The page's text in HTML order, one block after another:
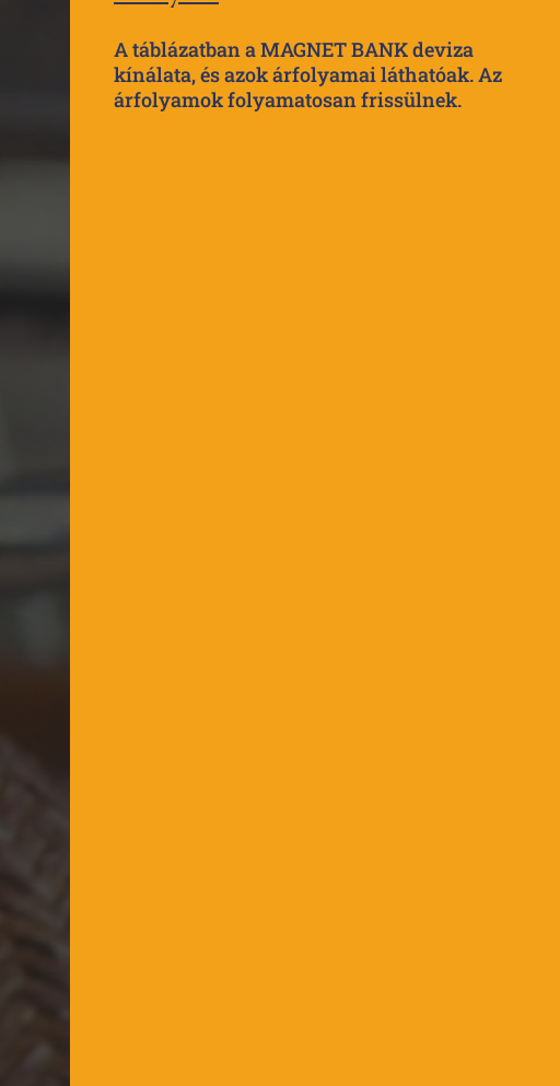
A táblázatban a MAGNET BANK deviza
kínálata, és azok árfolyamai láthatóak. Az
árfolyamok folyamatosan frissülnek.